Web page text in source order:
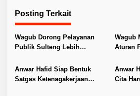
g
a
s
i
p
o
Posting Terkait
Wagub Dorong Pelayanan
Publik Sulteng Lebih
Wagub
Aturan
Anwar Hafid Siap Bentuk
Satgas Ketenagakerjaan
Anwar
Cita